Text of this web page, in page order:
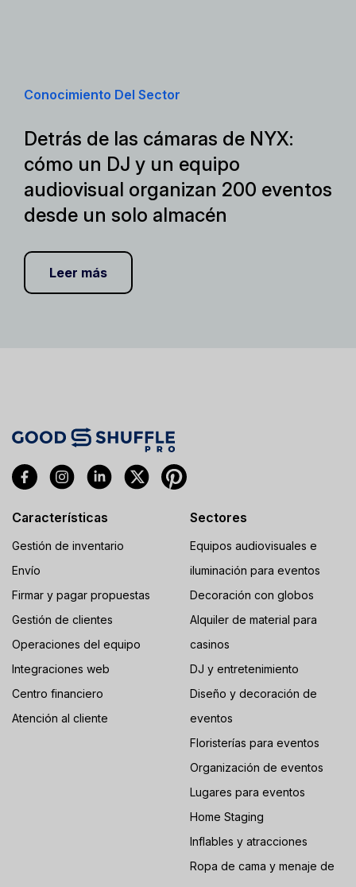
Conocimiento Del Sector
Detrás de las cámaras de NYX:
cómo un DJ y un equipo
audiovisual organizan 200 eventos
desde un solo almacén
Leer más
Características
Gestión de inventario
Envío
Firmar y pagar propuestas
Gestión de clientes
Operaciones del equipo
Integraciones web
Centro financiero
Atención al cliente
Sectores
Equipos audiovisuales e
iluminación para eventos
Decoración con globos
Alquiler de material para
casinos
DJ y entretenimiento
Diseño y decoración de
eventos
Floristerías para eventos
Organización de eventos
Lugares para eventos
Home Staging
Inflables y atracciones
Ropa de cama y menaje de